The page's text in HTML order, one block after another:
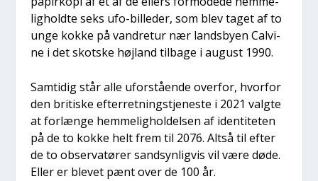
lig­hold­te seks ufo-bil­le­der, som blev taget af to
unge kok­ke på van­dre­tur nær lands­by­en Cal­vi­
ne i det skot­ske højland til­ba­ge i august 1990.
Sam­ti­dig står alle ufor­stå­en­de over­for, hvor­for
den bri­ti­ske efter­ret­ning­s­tje­ne­ste i 2021 valg­te
at for­læn­ge hem­me­lig­hol­del­sen af iden­ti­te­ten
på de to kok­ke helt frem til 2076. Alt­så til efter
de to obser­va­tø­rer sand­syn­lig­vis vil være døde.
Eller er ble­vet pænt over de 100 år.